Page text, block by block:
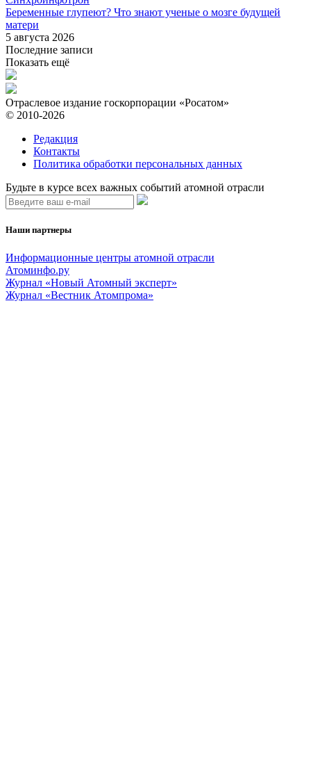
Беременные глупеют? Что знают ученые о мозге будущей
матери
5 августа 2026
Последние записи
Показать ещё
Отраслевое издание госкорпорации «Росатом»
© 2010-2026
Редакция
Контакты
Политика обработки персональных данных
Будьте в курсе всех важных событий атомной отрасли
Наши партнеры
Информационные центры атомной отрасли
Атоминфо.ру
Журнал «Новый Атомный эксперт»
Журнал «Вестник Атомпрома»